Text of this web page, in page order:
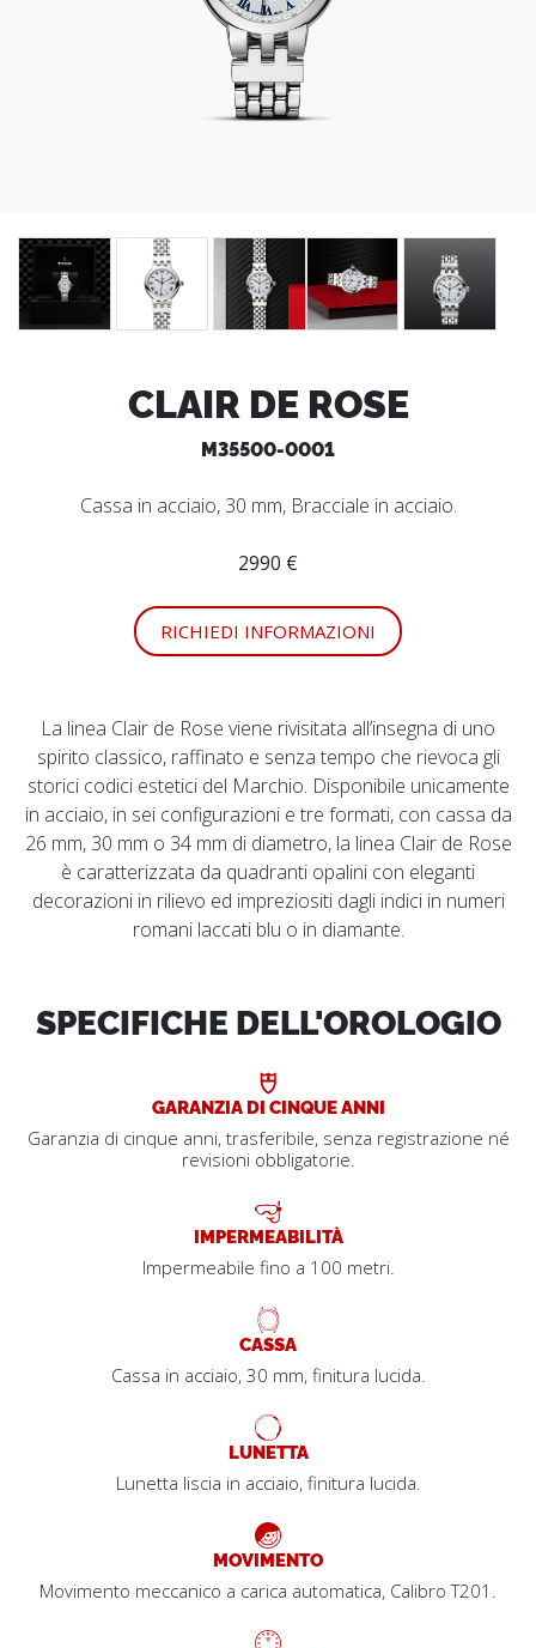
CLAIR DE ROSE
M35500-0001
Cassa in acciaio, 30 mm, Bracciale in acciaio.
2990 €
RICHIEDI INFORMAZIONI
La linea Clair de Rose viene rivisitata all’insegna di uno
spirito classico, raffinato e senza tempo che rievoca gli
storici codici estetici del Marchio. Disponibile unicamente
in acciaio, in sei configurazioni e tre formati, con cassa da
26 mm, 30 mm o 34 mm di diametro, la linea Clair de Rose
è caratterizzata da quadranti opalini con eleganti
decorazioni in rilievo ed impreziositi dagli indici in numeri
romani laccati blu o in diamante.
SPECIFICHE DELL'OROLOGIO
GARANZIA DI CINQUE ANNI
Garanzia di cinque anni, trasferibile, senza registrazione né
revisioni obbligatorie.
IMPERMEABILITÀ
Impermeabile fino a 100 metri.
CASSA
Cassa in acciaio, 30 mm, finitura lucida.
LUNETTA
Lunetta liscia in acciaio, finitura lucida.
MOVIMENTO
Movimento meccanico a carica automatica, Calibro T201.